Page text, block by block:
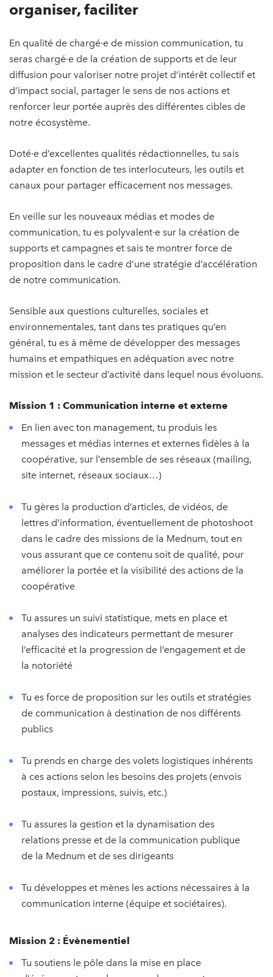
organiser, faciliter
En qualité de chargé·e de mission communication, tu
seras chargé·e de la création de supports et de leur
diffusion pour valoriser notre projet d’intérêt collectif et
d’impact social, partager le sens de nos actions et
renforcer leur portée auprès des différentes cibles de
notre écosystème.
Doté·e d’excellentes qualités rédactionnelles, tu sais
adapter en fonction de tes interlocuteurs, les outils et
canaux pour partager efficacement nos messages.
En veille sur les nouveaux médias et modes de
communication, tu es polyvalent·e sur la création de
supports et campagnes et sais te montrer force de
proposition dans le cadre d’une stratégie d’accélération
de notre communication.
Sensible aux questions culturelles, sociales et
environnementales, tant dans tes pratiques qu’en
général, tu es à même de développer des messages
humains et empathiques en adéquation avec notre
mission et le secteur d’activité dans lequel nous évoluons.
Mission 1 : Communication interne et externe
En lien avec ton management, tu produis les
messages et médias internes et externes fidèles à la
coopérative, sur l’ensemble de ses réseaux (mailing,
site internet, réseaux sociaux…)
Tu gères la production d’articles, de vidéos, de
lettres d’information, éventuellement de photoshoot
dans le cadre des missions de la Mednum, tout en
vous assurant que ce contenu soit de qualité, pour
améliorer la portée et la visibilité des actions de la
coopérative
Tu assures un suivi statistique, mets en place et
analyses des indicateurs permettant de mesurer
l’efficacité et la progression de l’engagement et de
la notoriété
Tu es force de proposition sur les outils et stratégies
de communication à destination de nos différents
publics
Tu prends en charge des volets logistiques inhérents
à ces actions selon les besoins des projets (envois
postaux, impressions, suivis, etc.)
Tu assures la gestion et la dynamisation des
relations presse et de la communication publique
de la Mednum et de ses dirigeants
Tu développes et mènes les actions nécessaires à la
communication interne (équipe et sociétaires).
Mission 2 : Évènementiel
Tu soutiens le pôle dans la mise en place